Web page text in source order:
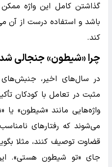
گذاشتن کامل این واژه
باشد و استفاده درست از آن
کند.
چرا «شیطون» جنجالی
در سال‌های اخیر، جنبش‌های
مثبت در تعامل با کودکان
واژه‌هایی مانند «شیطون» یا
می‌شوند که رفتارهای
قضاوت توصیف کنند، مثلا
جای «تو شیطون هستی».